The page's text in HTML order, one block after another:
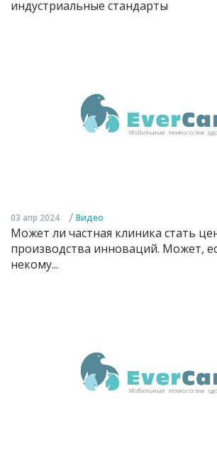
индустриальные стандарты
03 апр 2024 / Видео
Может ли частная клиника стать
производства инноваций. Может,
некому...